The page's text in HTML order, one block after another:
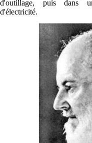
d'outillage, puis dans
d'électricité.